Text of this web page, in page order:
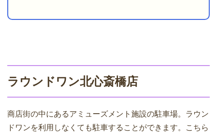
ラウンドワン北心斎橋店
商店街の中にあるアミューズメント施設の駐車場。ラウン
ドワンを利用しなくても駐車することができます。こちら